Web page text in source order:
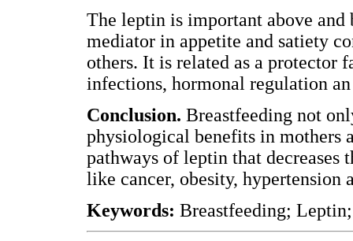
The leptin is important above
mediator in appetite and satiety
others. It is related as a protector
infections, hormonal regulation
Conclusion. Breastfeeding not
physiological benefits in mothers
pathways of leptin that decreases
like cancer, obesity, hypertension
Keywords: Breastfeeding;